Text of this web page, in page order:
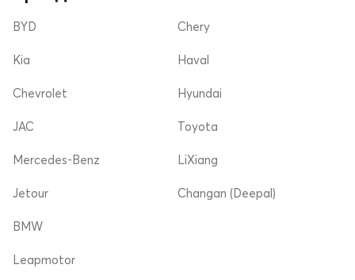
BYD
Kia
Chevrolet
Chery
Haval
Hyundai
JAC
Mercedes-Benz
Jetour
Toyota
LiXiang
Changan (Deepal)
BMW
Leapmotor